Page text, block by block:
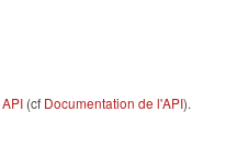
API (cf Documentation de l'API).